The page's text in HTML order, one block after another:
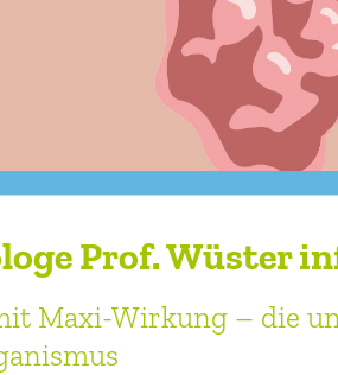
Prof. Wüster
Maxi-Wirkung – die